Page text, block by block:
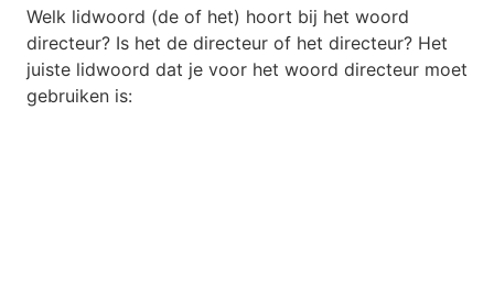
Welk lidwoord (de of het) hoort bij het woord
directeur? Is het de directeur of het directeur? Het
juiste lidwoord dat je voor het woord directeur moet
gebruiken is: